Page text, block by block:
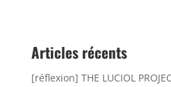
Articles récents
[réflexion] THE LUCIOL